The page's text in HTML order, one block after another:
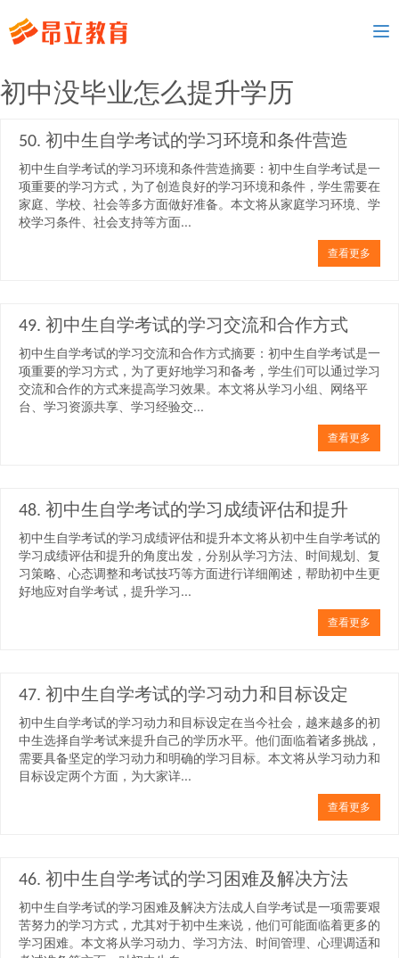
初中没毕业怎么提升学历
50. 初中生自学考试的学习环境和条件营造
初中生自学考试的学习环境和条件营造摘要：初中生自学考试是一
项重要的学习方式，为了创造良好的学习环境和条件，学生需要在
家庭、学校、社会等多方面做好准备。本文将从家庭学习环境、学
校学习条件、社会支持等方面...
查看更多
49. 初中生自学考试的学习交流和合作方式
初中生自学考试的学习交流和合作方式摘要：初中生自学考试是一
项重要的学习方式，为了更好地学习和备考，学生们可以通过学习
交流和合作的方式来提高学习效果。本文将从学习小组、网络平
台、学习资源共享、学习经验交...
查看更多
48. 初中生自学考试的学习成绩评估和提升
初中生自学考试的学习成绩评估和提升本文将从初中生自学考试的
学习成绩评估和提升的角度出发，分别从学习方法、时间规划、复
习策略、心态调整和考试技巧等方面进行详细阐述，帮助初中生更
好地应对自学考试，提升学习...
查看更多
47. 初中生自学考试的学习动力和目标设定
初中生自学考试的学习动力和目标设定在当今社会，越来越多的初
中生选择自学考试来提升自己的学历水平。他们面临着诸多挑战，
需要具备坚定的学习动力和明确的学习目标。本文将从学习动力和
目标设定两个方面，为大家详...
查看更多
46. 初中生自学考试的学习困难及解决方法
初中生自学考试的学习困难及解决方法成人自学考试是一项需要艰
苦努力的学习方式，尤其对于初中生来说，他们可能面临着更多的
学习困难。本文将从学习动力、学习方法、时间管理、心理调适和